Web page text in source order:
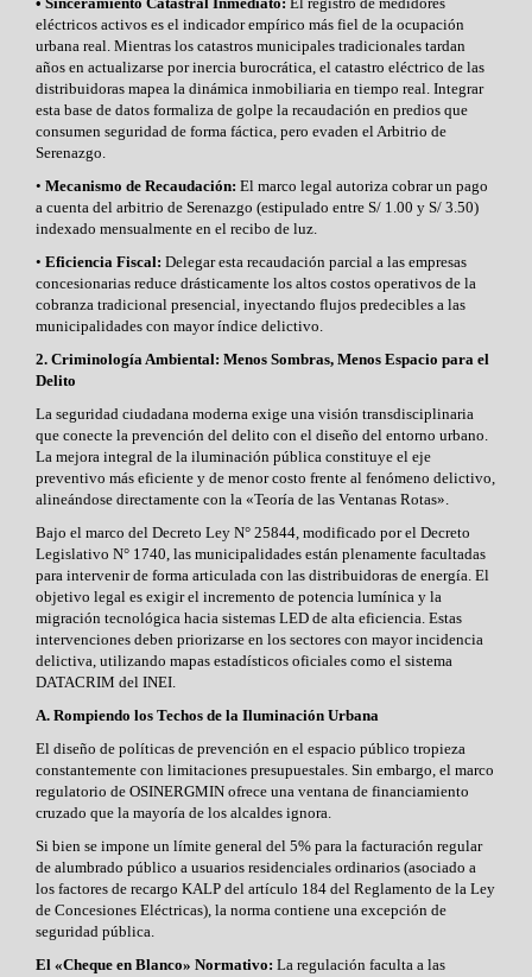
eléctricos activos es el indicador empírico más fiel de la ocupación
urbana real. Mientras los catastros municipales tradicionales tardan
años en actualizarse por inercia burocrática, el catastro eléctrico de las
distribuidoras mapea la dinámica inmobiliaria en tiempo real. Integrar
esta base de datos formaliza de golpe la recaudación en predios que
consumen seguridad de forma fáctica, pero evaden el Arbitrio de
Serenazgo.
• Mecanismo de Recaudación: El marco legal autoriza cobrar un pago
a cuenta del arbitrio de Serenazgo (estipulado entre S/ 1.00 y S/ 3.50)
indexado mensualmente en el recibo de luz.
• Eficiencia Fiscal: Delegar esta recaudación parcial a las empresas
concesionarias reduce drásticamente los altos costos operativos de la
cobranza tradicional presencial, inyectando flujos predecibles a las
municipalidades con mayor índice delictivo.
2. Criminología Ambiental: Menos Sombras, Menos Espacio para el
Delito
La seguridad ciudadana moderna exige una visión transdisciplinaria
que conecte la prevención del delito con el diseño del entorno urbano.
La mejora integral de la iluminación pública constituye el eje
preventivo más eficiente y de menor costo frente al fenómeno delictivo,
alineándose directamente con la «Teoría de las Ventanas Rotas».
Bajo el marco del Decreto Ley N° 25844, modificado por el Decreto
Legislativo N° 1740, las municipalidades están plenamente facultadas
para intervenir de forma articulada con las distribuidoras de energía. El
objetivo legal es exigir el incremento de potencia lumínica y la
migración tecnológica hacia sistemas LED de alta eficiencia. Estas
intervenciones deben priorizarse en los sectores con mayor incidencia
delictiva, utilizando mapas estadísticos oficiales como el sistema
DATACRIM del INEI.
A. Rompiendo los Techos de la Iluminación Urbana
El diseño de políticas de prevención en el espacio público tropieza
constantemente con limitaciones presupuestales. Sin embargo, el marco
regulatorio de OSINERGMIN ofrece una ventana de financiamiento
cruzado que la mayoría de los alcaldes ignora.
Si bien se impone un límite general del 5% para la facturación regular
de alumbrado público a usuarios residenciales ordinarios (asociado a
los factores de recargo KALP del artículo 184 del Reglamento de la Ley
de Concesiones Eléctricas), la norma contiene una excepción de
seguridad pública.
El «Cheque en Blanco» Normativo: La regulación faculta a las